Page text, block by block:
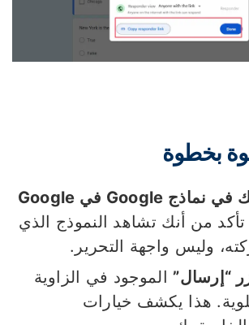
بخطوة
افتح تقييمك في نماذج Google في Google
من أنك تشاهد النموذج الذي
وليس واجهة التحرير.
الموجود في الزاوية
هذا يكشف خيارات